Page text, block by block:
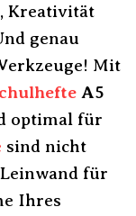
Kreativität
genau
Mit
A5
optimal für
sind nicht
für
Ihres